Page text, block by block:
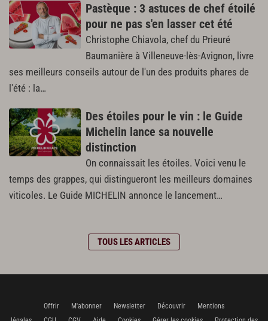
Pastèque : 3 astuces de chef étoilé
pour ne pas s'en lasser cet été
Christophe Chiavola, chef du Prieuré
Baumanière à Villeneuve-lès-Avignon, livre
ses meilleurs conseils autour de l'un des produits phares de
l'été : la…
Des étoiles pour le vin : le Guide
Michelin lance sa nouvelle
distinction
On connaissait les étoiles. Voici venu le
temps des grappes, qui distingueront les meilleurs domaines
viticoles. Le Guide MICHELIN annonce le lancement…
TOUS LES ARTICLES
Offrir M'abonner Newsletter Découvrir
Mentions